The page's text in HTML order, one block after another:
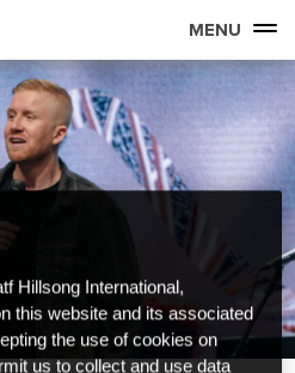
MENU
Hillsong International,
this website and its associated
the use of cookies on
us to collect and use data